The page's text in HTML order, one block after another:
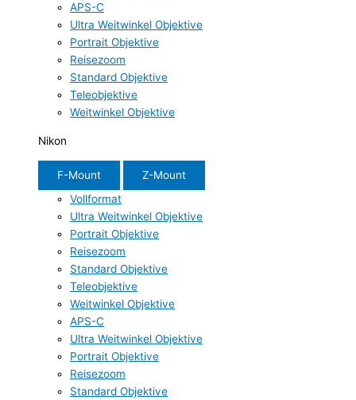
APS-C
Ultra Weitwinkel Objektive
Portrait Objektive
Reisezoom
Standard Objektive
Teleobjektive
Weitwinkel Objektive
Nikon
F-Mount
Z-Mount
Vollformat
Ultra Weitwinkel Objektive
Portrait Objektive
Reisezoom
Standard Objektive
Teleobjektive
Weitwinkel Objektive
APS-C
Ultra Weitwinkel Objektive
Portrait Objektive
Reisezoom
Standard Objektive